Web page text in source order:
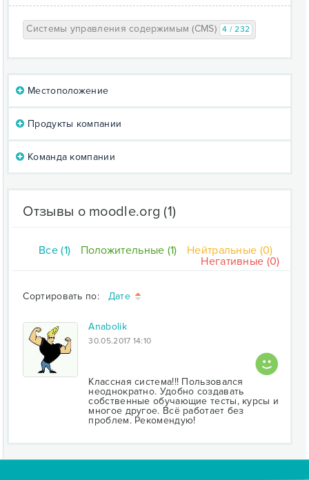
Системы управления содержимым (CMS) 4 / 232
Местоположение
Продукты компании
Команда компании
Отзывы о moodle.org (1)
Все (1) Положительные (1)
Нейтральные (0)
Негативные (0)
Сортировать по: Дате
Anabolik
30.05.2017 14:10
Классная система!!! Пользовался
неоднократно. Удобно создавать
собственные обучающие тесты, курсы и
многое другое. Всё работает без
проблем. Рекомендую!